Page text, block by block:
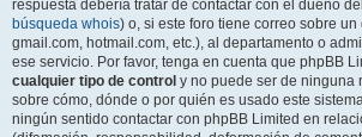
respuesta debería tratar de contactar con el dueño
búsqueda whois) o, si este foro tiene correo sobre
gmail.com, hotmail.com, etc.), al departamento o
ese servicio. Por favor, tenga en cuenta que phpBB
cualquier tipo de control y no puede ser de ninguna
sobre cómo, dónde o por quién es usado este
ningún sentido contactar con phpBB Limited en